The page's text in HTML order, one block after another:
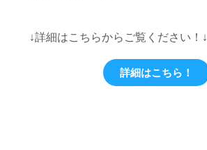
↓詳細はこちらからご覧ください！↓
詳細はこちら！